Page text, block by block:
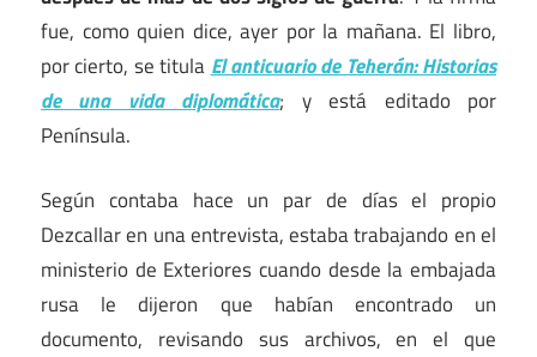
fue, como quien dice, ayer por la mañana. El libro,
por cierto, se titula El anticuario de Teherán: Historias
de una vida diplomática; y está editado por
Península.
Según contaba hace un par de días el propio
Dezcallar en una entrevista, estaba trabajando en el
ministerio de Exteriores cuando desde la embajada
rusa le dijeron que habían encontrado un
documento, revisando sus archivos, en el que